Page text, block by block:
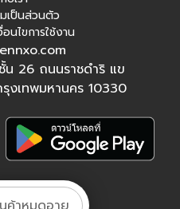
เป็นส่วนตัว
นไขการใช้งาน
น 26 ถนนราชดำริ แข
งเทพมหานคร 10330
รา